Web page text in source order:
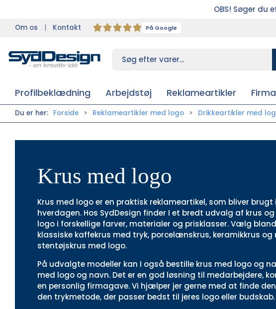
OBS! Søger du
Om os Kontakt På Google
Profilbeklædning Arbejdstøj Reklameartikler
Du er her: Forside Reklameartikler med logo Drikkeartikler med
Krus med logo
Krus med logo er en praktisk reklameartikel, som bliver brugt
hverdagen. Hos SydDesign finder I et bredt udvalg af krus
logo i forskellige farver, materialer og prisklasser. Vælg
klassiske kaffekrus med tryk, porcelænskrus, keramikkrus og
stentøjskrus med logo.
På udvalgte modeller kan I også bestille krus med logo og
med logo og navn. Det er en god løsning til medarbejdere,
en personlig firmagave. Vi hjælper jer gerne med at finde
den trykmetode, der passer bedst til jeres logo eller budskab.